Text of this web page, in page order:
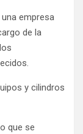
empresa
de la
y cilindros
que se